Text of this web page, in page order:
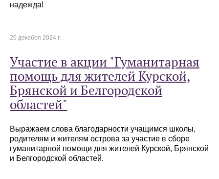
надежда!
20 декабря 2024 г.
Участие в акции "Гуманитарная
помощь для жителей Курской,
Брянской и Белгородской
областей"
Выражаем слова благодарности учащимся школы,
родителям и жителям острова за участие в сборе
гуманитарной помощи для жителей Курской, Брянской
и Белгородской областей.